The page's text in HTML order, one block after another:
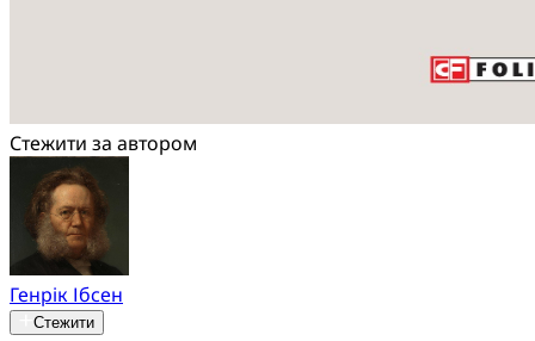
Стежити за автором
Генрік Ібсен
Стежити